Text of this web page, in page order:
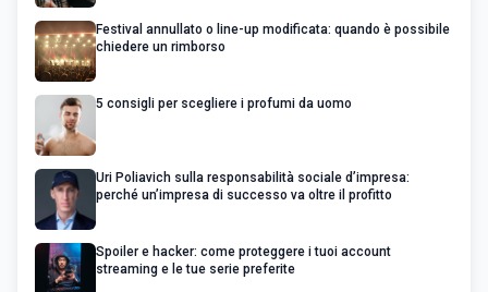
Festival annullato o line-up modificata: quando è possibile
chiedere un rimborso
5 consigli per scegliere i profumi da uomo
Uri Poliavich sulla responsabilità sociale d’impresa:
perché un’impresa di successo va oltre il profitto
Spoiler e hacker: come proteggere i tuoi account
streaming e le tue serie preferite